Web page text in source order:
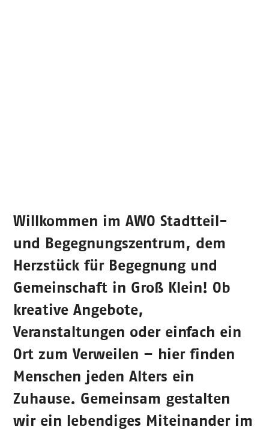
Willkommen imAWO Stadtteil-
und Begegnungszentrum, dem
Herzstück für Begegnung und
Gemeinschaft in Groß Klein! Ob
kreative Angebote,
Veranstaltungen oder einfach ein
Ort zum Verweilen – hier finden
Menschen jeden Alters ein
Zuhause. Gemeinsam gestalten
wir ein lebendiges Miteinander im